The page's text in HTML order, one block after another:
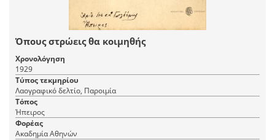
Όπους στρώεις θα κοιμηθής
Χρονολόγηση
1929
Τύπος τεκμηρίου
Λαογραφικό δελτίο, Παροιμία
Τόπος
Ήπειρος
Φορέας
Ακαδημία Αθηνών